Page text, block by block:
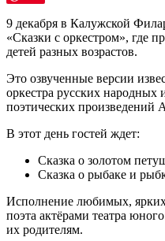
9 декабря в Калужской
«Сказки с оркестром», где
детей разных возрастов.
Это озвученные версии
оркестра русских
поэтических
В этот день гостей ждет:
Сказка о золотом
Сказка о рыбаке и
Исполнение любимых,
поэта актёрами театра
их родителям.